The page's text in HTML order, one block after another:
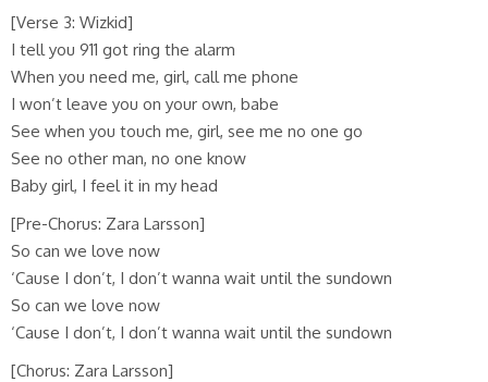
[Verse 3: Wizkid]
I tell you 911 got ring the alarm
When you need me, girl, call me phone
I won’t leave you on your own, babe
See when you touch me, girl, see me no one go
See no other man, no one know
Baby girl, I feel it in my head
[Pre-Chorus: Zara Larsson]
So can we love now
‘Cause I don’t, I don’t wanna wait until the sundown
So can we love now
‘Cause I don’t, I don’t wanna wait until the sundown
[Chorus: Zara Larsson]